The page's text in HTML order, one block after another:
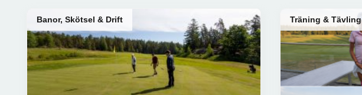
Banor, Skötsel & Drift Träning & Tävling